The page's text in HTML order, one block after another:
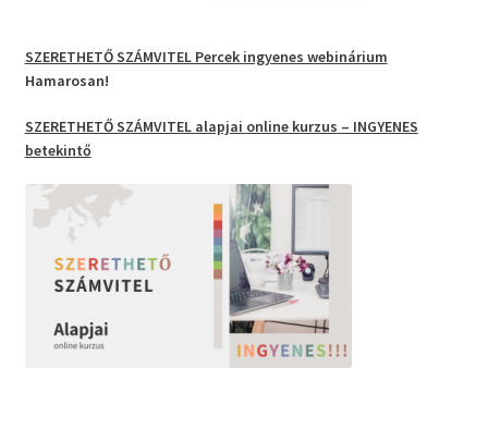
SZERETHETŐ SZÁMVITEL Percek ingyenes webinárium
Hamarosan!
SZERETHETŐ SZÁMVITEL alapjai online kurzus – INGYENES
betekintő